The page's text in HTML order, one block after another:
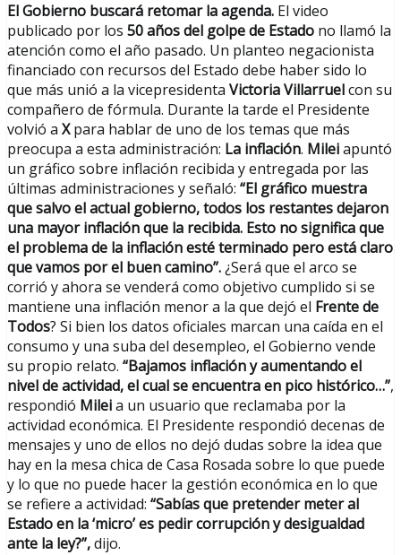
El Gobierno buscará retomar la agenda. El video
publicado por los 50 años del golpe de Estado no llamó la
atención como el año pasado. Un planteo negacionista
financiado con recursos del Estado debe haber sido lo
que más unió a la vicepresidenta Victoria Villarruelcon su
compañero de fórmula. Durante la tarde el Presidente
volvió a Xpara hablar de uno de los temas que más
preocupa a esta administración: La inflación. Mileiapuntó
un gráfico sobre inflación recibida y entregada por las
últimas administraciones y señaló: “El gráfico muestra
que salvo el actual gobierno, todos los restantes dejaron
una mayor inflación que la recibida. Esto no significa que
el problema de la inflación esté terminado pero está claro
que vamos por el buen camino”.¿Será que el arco se
corrió y ahora se venderá como objetivo cumplido si se
mantiene una inflación menor a la que dejó el Frente de
Todos? Si bien los datos oficiales marcan una caída en el
consumo y una suba del desempleo, el Gobierno vende
su propio relato. “Bajamos inflación y aumentando el
nivel de actividad, el cual se encuentra en pico histórico…”,
respondió Mileia un usuario que reclamaba por la
actividad económica. El Presidente respondió decenas de
mensajes y uno de ellos no dejó dudas sobre la idea que
hay en la mesa chica de Casa Rosada sobre lo que puede
y lo que no puede hacer la gestión económica en lo que
se refiere a actividad: “Sabías que pretender meter al
Estado en la ‘micro’ es pedir corrupción y desigualdad
ante la ley?”,dijo.